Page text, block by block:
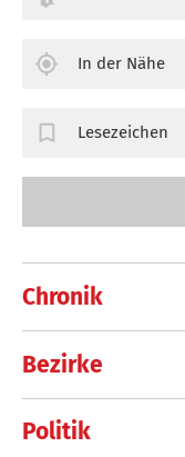
Chronik
Bezirke
Politik
In der Nähe
Lesezeichen